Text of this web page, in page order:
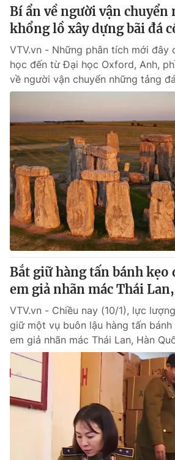
Bí ẩn về người vận chuyển
khổng lồ xây dựng bãi đá
VTV.vn - Những phân tích mới đây
học đến từ Đại học Oxford, Anh,
về người vận chuyển những tảng
Bắt giữ hàng tấn bánh kẹo
em giả nhãn mác Thái
VTV.vn - Chiều nay (10/1), lực
giữ một vụ buôn lậu hàng tấn
em giả nhãn mác Thái Lan, Hàn